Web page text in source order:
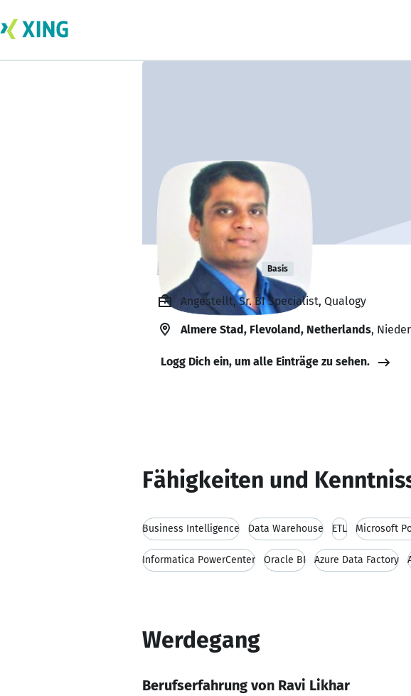
Ravi Likhar Basis
Angestellt, Sr. BI Specialist, Qualogy
Almere Stad, Flevoland, Netherlands,
Logg Dich ein, um alle Einträge zu sehen.
Fähigkeiten und
Business Intelligence Data Warehouse ETL Microsoft
Informatica PowerCenter Oracle BI Azure Data Factory
Werdegang
Berufserfahrung von Ravi Likhar